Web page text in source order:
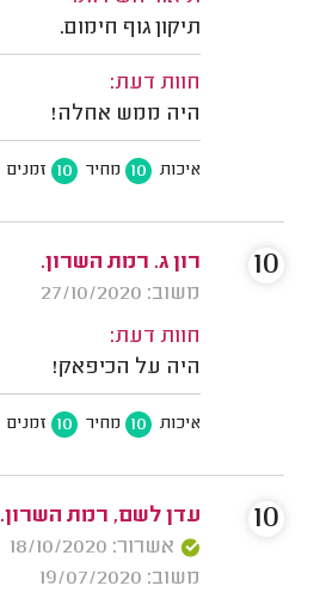
תיקון גוף חימום.
חוות דעת:
היה ממש אחלה!
איכות 10 מחיר 10 זמנים
רון ג. רמת השרון.
משוב: 27/10/2020
חוות דעת:
היה על הכיפאק!
איכות 10 מחיר 10 זמנים
10
עדן לשם, רמת השרון.
אשרור: 18/10/2020
משוב: 19/07/2020
10